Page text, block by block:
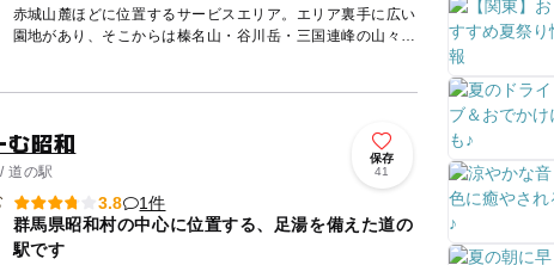
赤城山麓ほどに位置するサービスエリア。エリア裏手に広い
園地があり、そこからは榛名山・谷川岳・三国連峰の山々の
む昭和
道の駅
保存
41
3.8
1件
群馬県昭和村の中心に位置する、足湯を備えた道の
駅です